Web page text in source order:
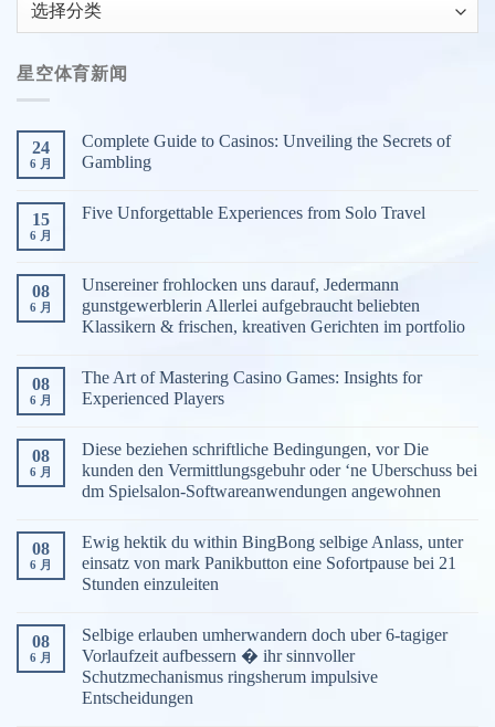
育
游
戏
类
星空体育新闻
24
6 月
Complete Guide to Casinos: Unveiling the Secrets of
Gambling
15
6 月
Five Unforgettable Experiences from Solo Travel
08
6 月
Unsereiner frohlocken uns darauf, Jedermann
gunstgewerblerin Allerlei aufgebraucht beliebten
Klassikern & frischen, kreativen Gerichten im portfolio
08
6 月
The Art of Mastering Casino Games: Insights for
Experienced Players
08
6 月
Diese beziehen schriftliche Bedingungen, vor Die
kunden den Vermittlungsgebuhr oder ‘ne Uberschuss bei
dm Spielsalon-Softwareanwendungen angewohnen
08
6 月
Ewig hektik du within BingBong selbige Anlass, unter
einsatz von mark Panikbutton eine Sofortpause bei 21
Stunden einzuleiten
08
6 月
Selbige erlauben umherwandern doch uber 6-tagiger
Vorlaufzeit aufbessern � ihr sinnvoller
Schutzmechanismus ringsherum impulsive
Entscheidungen